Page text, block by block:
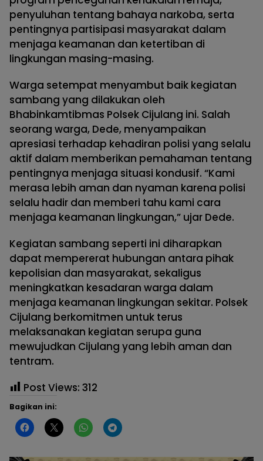
penyuluhan tentang bahaya narkoba, serta
pentingnya partisipasi masyarakat dalam
menjaga keamanan dan ketertiban di
lingkungan masing-masing.
Warga setempat menyambut baik kegiatan
sambang yang dilakukan oleh
Bhabinkamtibmas Polsek Cijulang ini. Salah
seorang warga, Dede, menyampaikan
apresiasi terhadap kehadiran polisi yang selalu
aktif dalam memberikan pemahaman tentang
pentingnya menjaga situasi kondusif. “Kami
merasa lebih aman dan nyaman karena polisi
selalu hadir dan memberi tahu kami cara
menjaga keamanan lingkungan,” ujar Dede.
Kegiatan sambang seperti ini diharapkan
dapat mempererat hubungan antara pihak
kepolisian dan masyarakat, sekaligus
meningkatkan kesadaran warga dalam
menjaga keamanan lingkungan sekitar. Polsek
Cijulang berkomitmen untuk terus
melaksanakan kegiatan serupa guna
mewujudkan Cijulang yang lebih aman dan
tentram.
Post Views: 312
Bagikan ini: